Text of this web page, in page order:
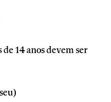
de 14 anos devem ser